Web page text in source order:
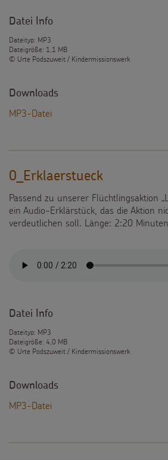
Datei Info
Dateityp: MP3
Dateigröße: 1,1 MB
© Urte Podszuweit / Kindermissionswerk
Downloads
MP3-Datei
0_Erklaerstueck
Passend zu unserer Flüchtlingsaktion
ein Audio-Erklärstück, das die Aktion
verdeutlichen soll. Länge: 2:20
Datei Info
Dateityp: MP3
Dateigröße: 4,0 MB
© Urte Podszuweit / Kindermissionswerk
Downloads
MP3-Datei